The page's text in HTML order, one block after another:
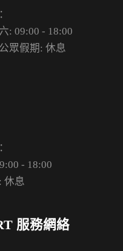
: 09:00 - 18:00
眾假期: 休息
- 18:00
休息
服務網絡